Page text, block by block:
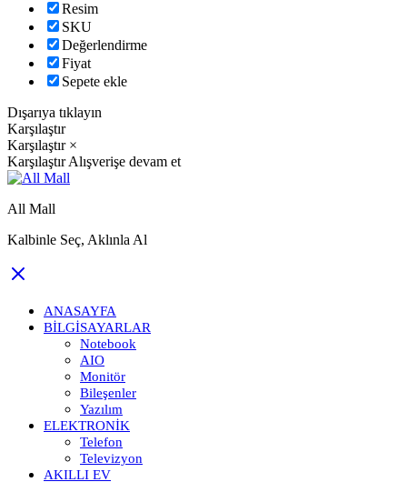
Resim
SKU
Değerlendirme
Fiyat
Sepete ekle
Dışarıya tıklayın
Karşılaştır
Karşılaştır ×
Karşılaştır Alışverişe devam et
All Mall
Kalbinle Seç, Aklınla Al
ANASAYFA
BILGISAYARLAR
Notebook
AIO
Monitör
Bileşenler
Yazılım
ELEKTRONIK
Telefon
Televizyon
AKILLI EV